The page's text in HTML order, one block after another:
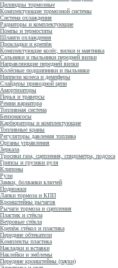
Цилиндры тормозные
Комплектующие тормозной системы
Система охлаждения
Радиаторы и комплектующие
Помпы и термостаты
Шланги охлаждения
Прокладки и крепёж
Комплектующие колёс, вилки и маятника
Сальники и пыльники передней вилки
Направляющие передней вилки
Колёсные подшипники и пыльники
Ниппели колеса и демпферы
Слайдеры приводной цепи
Амортизаторы
Перья и траверсы
Ремни вариатора
Топливная система
Бензонасосы
Карбюраторы и комплектующие
Топливные краны
Регуляторы давления топлива
Органы управления
Зеркала
Тросики газа, сцепления, спидометра, подсоса
Грипсы и грузики руля
Клипоны
Рули
Замки, болванки ключей
Подножки
Лапки тормоза и КПП
Кронштейны рычагов
Рычаги тормоза и сцепления
Пластик и стёкла
Ветровые стёкла
Крепёж стёкол и пластика
Передние обтекатели
Комплекты пластика
Накладки и вставки
Наклейки и эмблемы
Передние кронштейны (пауки)